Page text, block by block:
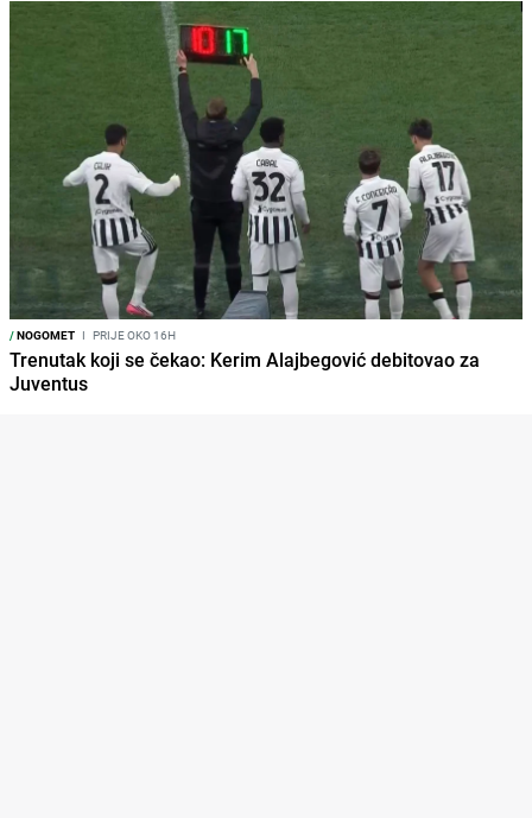
/NOGOMET I PRIJE OKO 16H
Trenutak koji se čekao: Kerim Alajbegović debitovao za
Juventus